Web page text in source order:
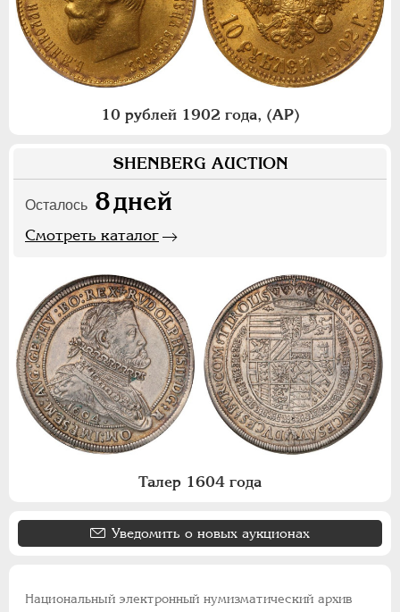
10 рублей 1902 года, (АР)
SHENBERG AUCTION
Осталось 8дней
Смотреть каталог
Талер 1604 года
Уведомить о новых аукционах
Национальный электронный нумизматический архив